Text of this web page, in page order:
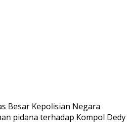
Besar Kepolisian Negara
pidana terhadap Kompol Dedy